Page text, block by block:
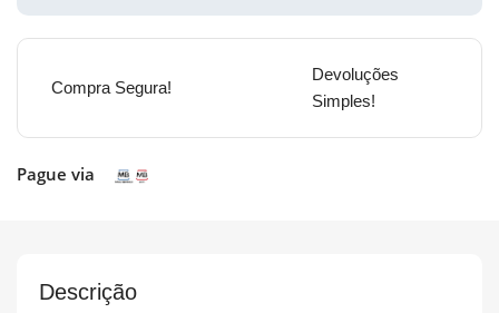
Compra Segura!
Devoluções
Simples!
Pague via
Descrição